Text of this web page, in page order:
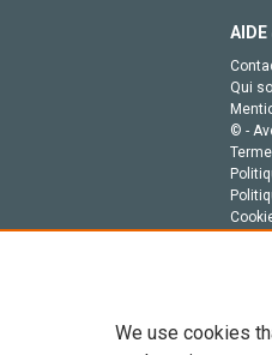
AIDE
Qui
© -
We use cookies